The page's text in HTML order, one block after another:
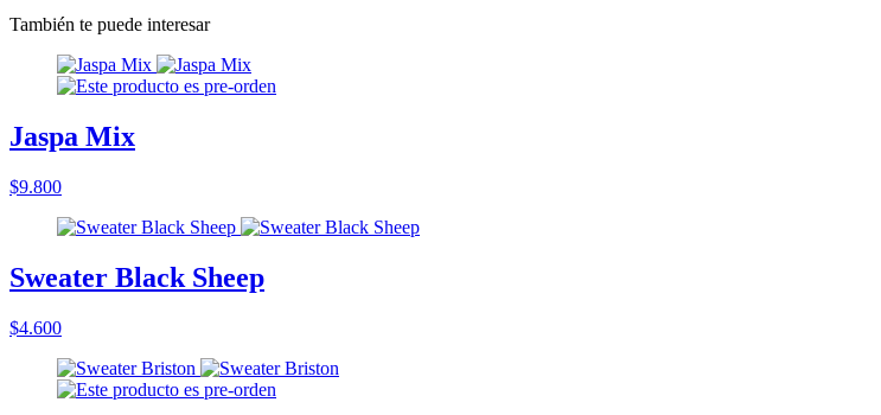
También te puede interesar
Jaspa Mix
$9.800
Sweater Black Sheep
$4.600